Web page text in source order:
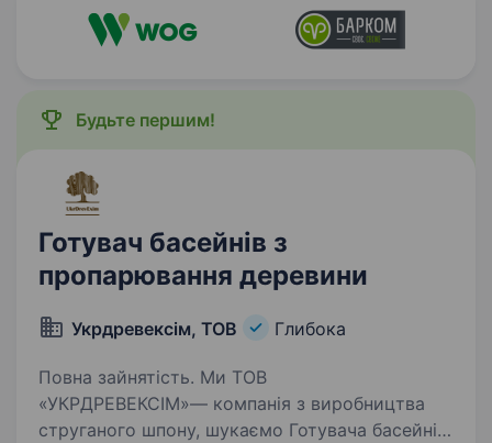
Будьте першим!
Готувач басейнів з
пропарювання деревини
Укрдревексім, ТОВ Глибока
Повна зайнятість. Ми ТОВ
«УКРДРЕВЕКСІМ»— компанія з виробництва
струганого шпону, шукаємо Готувача басейнів